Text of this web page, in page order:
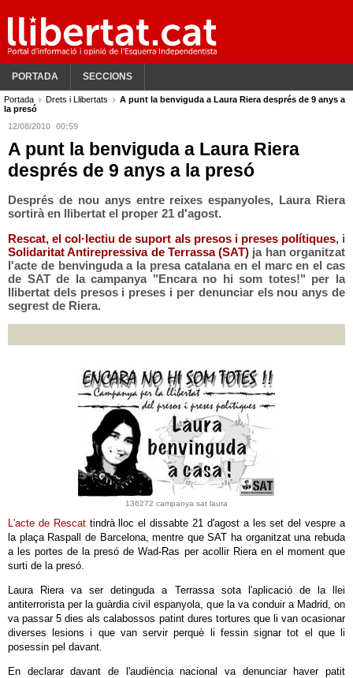
PORTADA SECCIONS
Portada Drets i Llibertats
A punt la benviguda a Laura Riera després de 9 anys a
la presó
12/08/2010 00:59
A punt la benviguda a Laura Riera
després de 9 anys a la presó
Després de nou anys entre reixes espanyoles, Laura Riera
sortirà en llibertat el proper 21 d'agost.
Rescat, el col·lectiu de suport als presos i preses polítiques, i
Solidaritat Antirepressiva de Terrassa (SAT) ja han organitzat
l'acte de benvinguda a la presa catalana en el marc en el cas
de SAT de la campanya "Encara no hi som totes!" per la
llibertat dels presos i preses i per denunciar els nou anys de
segrest de Riera.
136272 campanya sat laura
L'acte de Rescattindrà lloc el dissabte 21 d'agost a les set del vespre a
la plaça Raspall de Barcelona, mentre que SAT ha organitzat una rebuda
a les portes de la presó de Wad-Ras per acollir Riera en el moment que
surti de la presó.
Laura Riera va ser detinguda a Terrassa sota l'aplicació de la llei
antiterrorista per la guàrdia civil espanyola, que la va conduir a Madrid, on
va passar 5 dies als calabossos patint dures tortures que li van ocasionar
diverses lesions i que van servir perquè li fessin signar tot el que li
posessin pel davant.
En declarar davant de l'audiència nacional va denunciar haver patit